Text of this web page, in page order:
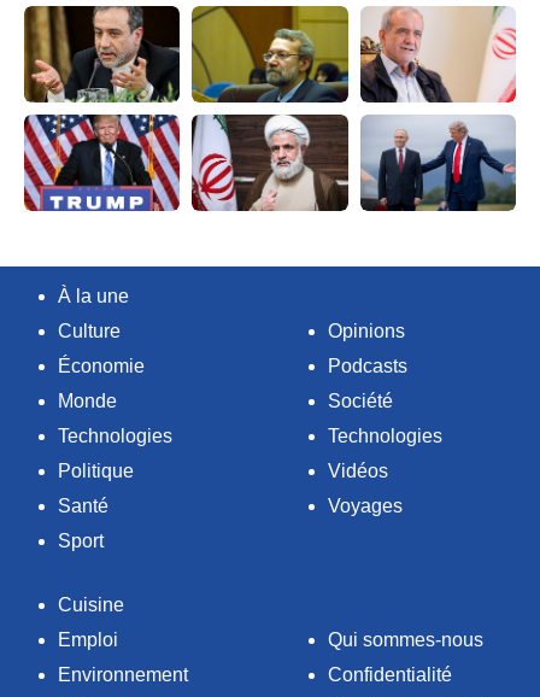
À la une
Culture
Économie
Monde
Technologies
Politique
Santé
Sport
Opinions
Podcasts
Société
Technologies
Vidéos
Voyages
Cuisine
Emploi
Environnement
Qui sommes-nous
Confidentialité